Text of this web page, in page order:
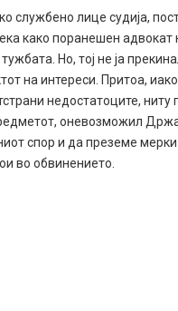
службено лице судија,
како поранешен
Но, тој не ја
на интереси. Притоа,
недостатоците,
оневозможил
спор и да преземе
во обвинението.